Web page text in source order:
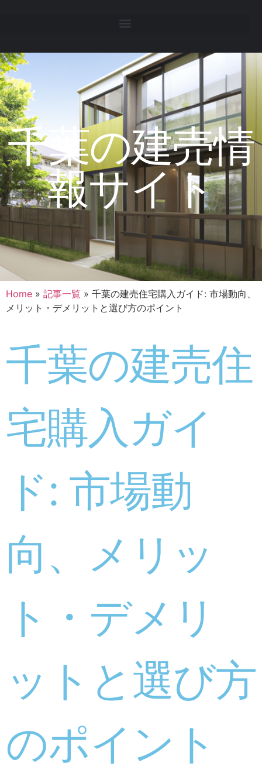
千葉の建売情
報サイト
Home » 記事一覧 » 千葉の建売住宅購入ガイド: 市場動向、
メリット・デメリットと選び方のポイント
千葉の建売住
宅購入ガイ
ド: 市場動
向、メリッ
ト・デメリ
ットと選び方
のポイント